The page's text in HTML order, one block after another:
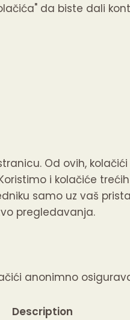
da biste dali
Od ovih,
i kolačiće
samo uz vaš
pregledavanja.
anonimno
Description